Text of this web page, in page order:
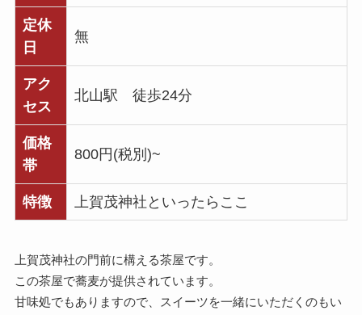
定休
日
無
アク
セス
北山駅 徒歩24分
価格
帯
800円(税別)~
特徴 上賀茂神社といったらここ
上賀茂神社の門前に構える茶屋です。
この茶屋で蕎麦が提供されています。
甘味処でもありますので、スイーツを一緒にいただくのもい